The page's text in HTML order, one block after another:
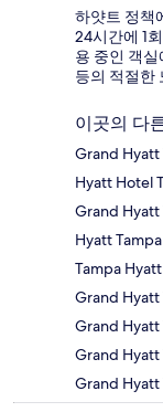
하얏트 정책
24시간에 1
용 중인 객
등의 적절한
이곳의 다
Grand Hyatt
Hyatt Hotel
Grand Hyatt
Hyatt
Tampa Hyatt
Grand Hyatt
Grand Hyatt
Grand Hyatt
Grand Hyatt